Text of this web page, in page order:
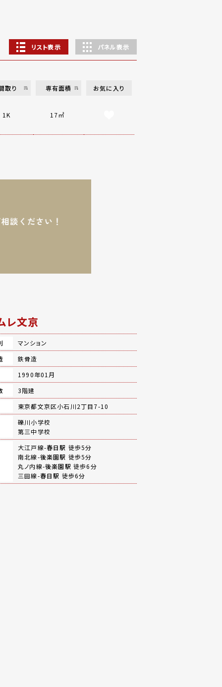
リスト表示 パネル表示
取り 専有面積 お気に入り
1K 17㎡
レ文京
マンション
鉄骨造
1990年01月
3階建
東京都文京区小石川2丁目7-10
礫川小学校
第三中学校
大江戸線-春日駅 徒歩5分
南北線-後楽園駅 徒歩5分
丸ノ内線-後楽園駅 徒歩6分
三田線-春日駅 徒歩6分